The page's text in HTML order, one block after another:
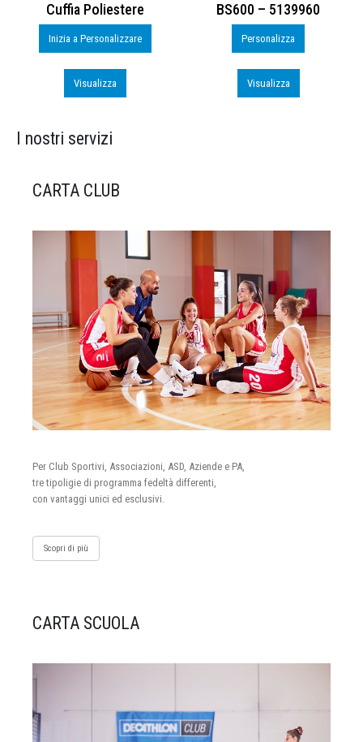
Cuffia Poliestere
Inizia a Personalizzare
Visualizza
BS600 – 5139960
Personalizza
Visualizza
I nostri servizi
CARTA CLUB
Per Club Sportivi, Associazioni, ASD, Aziende e PA,
tre tipoligie di programma fedeltà differenti,
con vantaggi unici ed esclusivi.
Scopri di più
CARTA SCUOLA